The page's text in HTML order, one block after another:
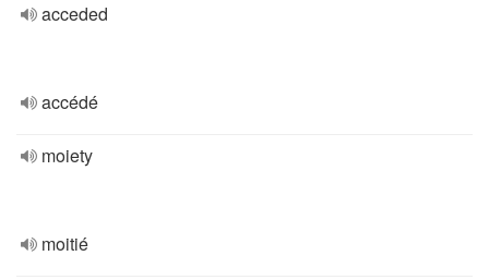
acceded
accédé
moiety
moitié